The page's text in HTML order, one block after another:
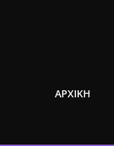
ΑΡΧΙΚΗ